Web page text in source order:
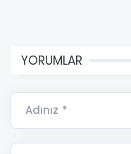
YORUMLAR
Adınız *